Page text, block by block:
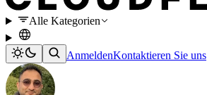
Alle Kategorien
AnmeldenKontaktieren Sie uns